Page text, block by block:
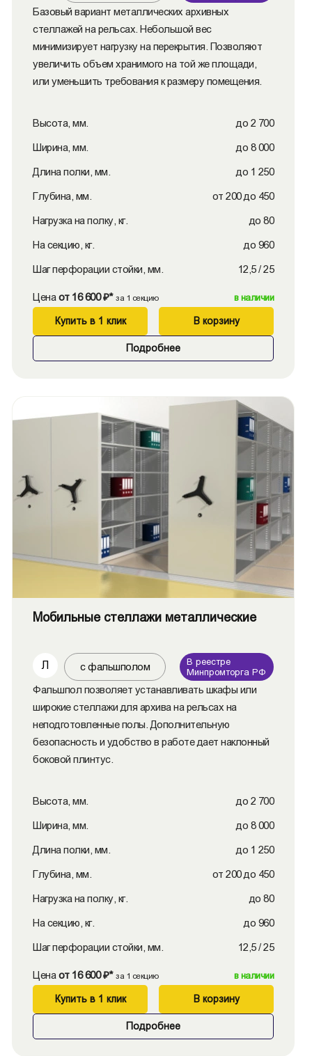
Базовый вариант металлических архивных
стеллажей на рельсах. Небольшой вес
минимизирует нагрузку на перекрытия. Позволяют
увеличить объем хранимого на той же площади,
или уменьшить требования к размеру помещения.
Высота, мм. до 2 700
Ширина, мм. до 8 000
Длина полки, мм. до 1 250
Глубина, мм. от 200 до 450
Нагрузка на полку, кг. до 80
На секцию, кг. до 960
Шаг перфорации стойки, мм. 12,5 / 25
Цена от 16 600 ₽* за 1 секцию в наличии
Купить в 1 клик В корзину
Подробнее
Мобильные стеллажи металлические
Л с фальшполом
В реестре
Минпромторга РФ
Фальшпол позволяет устанавливать шкафы или
широкие стеллажи для архива на рельсах на
неподготовленные полы. Дополнительную
безопасность и удобство в работе дает наклонный
боковой плинтус.
Высота, мм. до 2 700
Ширина, мм. до 8 000
Длина полки, мм. до 1 250
Глубина, мм. от 200 до 450
Нагрузка на полку, кг. до 80
На секцию, кг. до 960
Шаг перфорации стойки, мм. 12,5 / 25
Цена от 16 600 ₽* за 1 секцию в наличии
Купить в 1 клик В корзину
Подробнее